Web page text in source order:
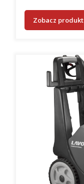
Zobacz produkt